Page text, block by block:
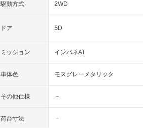
駆動方式 2WD
ドア 5D
ミッション インパネAT
車体色 モスグレーメタリック
その他仕様 －
荷台寸法 －